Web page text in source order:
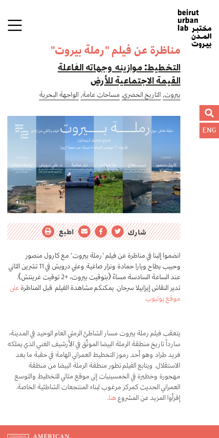
ENG
مناظرة عن فيلم "رملة بيروت"
التخطيط: موازينه وجهاته الفاعلة
القيمة الاجتماعية للأرض
بيروت, التاريخ الحضري, مساحات عامة, الواجهة البحرية
انضموا إلينا في مناظرة عن فيلم "رملة بيروت" مع كارول منصور
وحبيب بطاح ويارا حمادة ونزار صاغية وعلي درويش في 11 تشرين الثاني
عند الساعة السادسة مساءً (بتوقيت بيروت، +2 توقيت غرينتش).
تدير النقاش إيزابيلا سرحان. يمكنكم مشاهدة الفيلم قبل المناظرةعلى
موقع يوتيوب
شارك اطبع
يتعقب فيلم رملة بيروت مسار الشاطئ الرملي العام الوحيد في المدينة،
سارداً تاريخ منطقة الرملة البيضا الموثّق في الأرشيف الغني الذي يملكه
فريد طراد وهو أحد رموز التخطيط العمراني الهامة في حقبة ما بعد
الاستقلال. ويتابع الفيلم تطور منطقة الرملة البيضا من منطقة
مهجورة وخطيرة في الخمسينيات إلى موقع مثالي للتخطيط والتوسع
العمراني الحديث كمركز مرغوب لبناء المنتجعات الشاطئية الخاصة.
إقرأوا المزيد عن المشروعهنا.